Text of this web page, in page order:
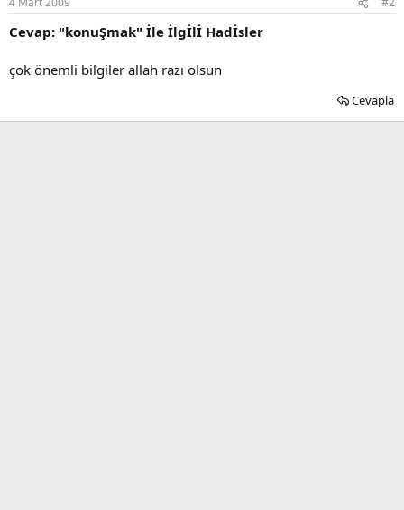
Cevap: "konuŞmak" İle İlgİlİ Hadİsler
çok önemli bilgiler allah razı olsun
Cevapla